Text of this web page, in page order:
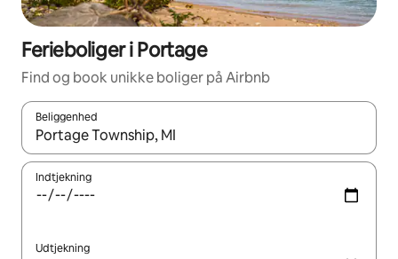
Ferieboliger i Portage
Find og book unikke boliger på Airbnb
Beliggenhed
Når resultaterne er tilgængelige, skal du navigere med
Indtjekning
Udtjekning